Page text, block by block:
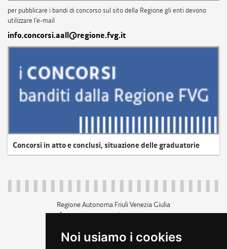
Noi usiamo i cookies
per pubblicare i bandi di concorso sul sito della Regione gli enti devono
utilizzare l'e-mail
info.concorsi.aall@regione.fvg.it
Concorsi in atto e conclusi, situazione delle graduatorie
Regione Autonoma Friuli Venezia Giulia
c.f. 80014930327; p.iva 00526040324
+39 040 3771111